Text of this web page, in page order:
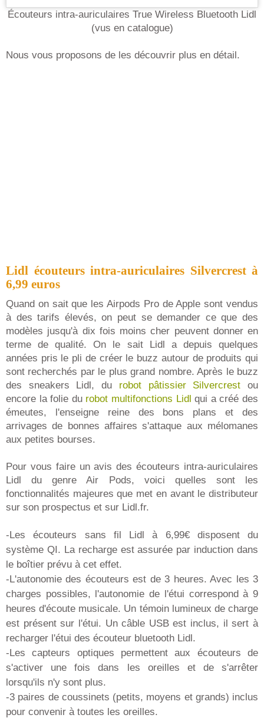
Écouteurs intra-auriculaires True Wireless Bluetooth Lidl
(vus en catalogue)
Nous vous proposons de les découvrir plus en détail.
Lidl écouteurs intra-auriculaires Silvercrest à
6,99 euros
Quand on sait que les Airpods Pro de Apple sont vendus
à des tarifs élevés, on peut se demander ce que des
modèles jusqu'à dix fois moins cher peuvent donner en
terme de qualité. On le sait Lidl a depuis quelques
années pris le pli de créer le buzz autour de produits qui
sont recherchés par le plus grand nombre. Après le buzz
des sneakers Lidl, du robot pâtissier Silvercrest ou
encore la folie du robot multifonctions Lidl qui a créé des
émeutes, l'enseigne reine des bons plans et des
arrivages de bonnes affaires s'attaque aux mélomanes
aux petites bourses.
Pour vous faire un avis des écouteurs intra-auriculaires
Lidl du genre Air Pods, voici quelles sont les
fonctionnalités majeures que met en avant le distributeur
sur son prospectus et sur Lidl.fr.
-Les écouteurs sans fil Lidl à 6,99€ disposent du
système QI. La recharge est assurée par induction dans
le boîtier prévu à cet effet.
-L'autonomie des écouteurs est de 3 heures. Avec les 3
charges possibles, l'autonomie de l'étui correspond à 9
heures d'écoute musicale. Un témoin lumineux de charge
est présent sur l'étui. Un câble USB est inclus, il sert à
recharger l'étui des écouteur bluetooth Lidl.
-Les capteurs optiques permettent aux écouteurs de
s'activer une fois dans les oreilles et de s'arrêter
lorsqu'ils n'y sont plus.
-3 paires de coussinets (petits, moyens et grands) inclus
pour convenir à toutes les oreilles.